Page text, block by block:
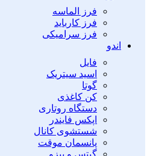
فرز الماسه
فرز کارباید
فرز سرامیکی
اندو
فایل
اسید سیتریک
گوتا
کن کاغذی
دستگاه روتاری
اپکس فایندر
شستشوی کانال
پانسمان موقت
گیتس و پیزو